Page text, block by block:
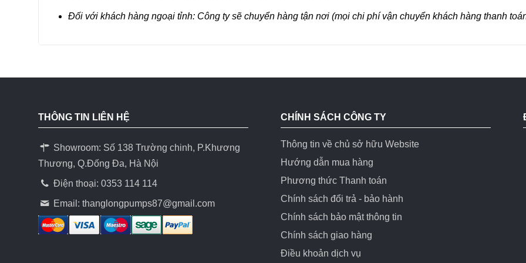
Đối với khách hàng ngoại tỉnh: Công ty sẽ chuyển hàng tận nơi (mọi chi phí vận chuyển khách hàng thanh
THÔNG TIN LIÊN HỆ
Showroom: Số 138 Trường chinh, P.Khương
Thương, Q.Đống Đa, Hà Nội
Điện thoại: 0353 114 114
Email:thanglongpumps87@gmail.com
CHÍNH SÁCH CÔNG TY
Thông tin về chủ sở hữu Website
Hướng dẫn mua hàng
Phương thức Thanh toán
Chính sách đổi trả - bảo hành
Chính sách bảo mật thông tin
Chính sách giao hàng
Điều khoản dịch vụ